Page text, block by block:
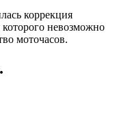
коррекция
невозможно
моточасов.